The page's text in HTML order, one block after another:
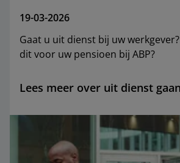
19-03-2026
Gaat u uit dienst bij uw
dit voor uw pensioen bij ABP?
Lees meer over uit dienst gaan